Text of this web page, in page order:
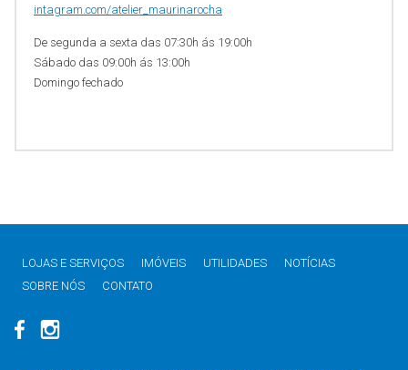
intagram.com/atelier_maurinarocha
De segunda a sexta das 07:30h ás 19:00h
Sábado das 09:00h ás 13:00h
Domingo fechado
LOJAS E SERVIÇOS IMÓVEIS UTILIDADES
NOTÍCIAS
SOBRE NÓS
CONTATO